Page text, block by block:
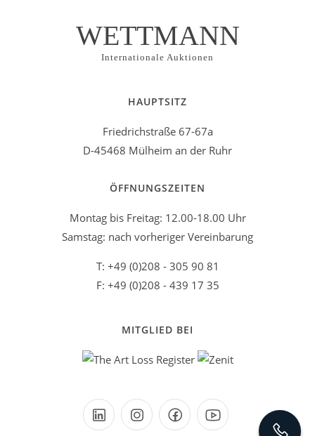
WETTMANN
Internationale Auktionen
HAUPTSITZ
Friedrichstraße 67-67a
D-45468 Mülheim an der Ruhr
ÖFFNUNGSZEITEN
Montag bis Freitag: 12.00-18.00 Uhr
Samstag: nach vorheriger Vereinbarung
T: +49 (0)208 - 305 90 81
F: +49 (0)208 - 439 17 35
MITGLIED BEI